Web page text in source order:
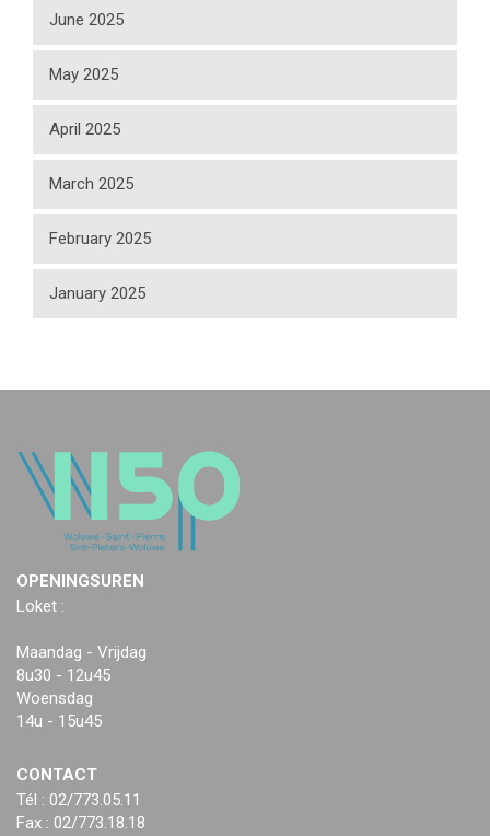
June 2025
May 2025
April 2025
March 2025
February 2025
January 2025
OPENINGSUREN
Loket :
Maandag - Vrijdag
8u30 - 12u45
Woensdag
14u - 15u45
CONTACT
Tél : 02/773.05.11
Fax : 02/773.18.18